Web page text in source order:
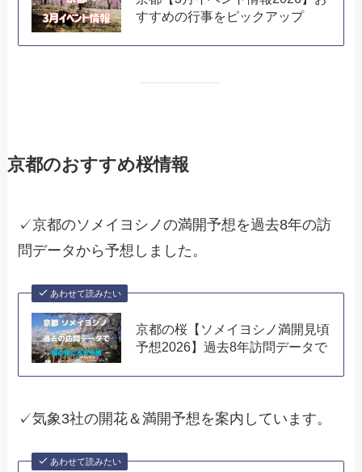
すすめの行事をピックアップ
京都のおすすめ桜情報
✓京都のソメイヨシノの満開予想を過去8年の訪
問データから予想しました。
あわせて読みたい
京都の桜【ソメイヨシノ満開見頃
予想2026】過去8年訪問データで
✓気象3社の開花＆満開予想を案内しています。
あわせて読みたい